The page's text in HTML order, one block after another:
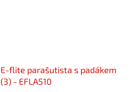
E-flite parašutista s padákem
(3) - EFLA510